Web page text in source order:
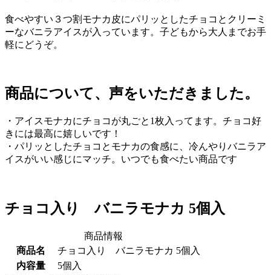
食べやすい３つ割モナカ皮にパリッとしたチョコとクリーミ
ーなバニラアイスが入っています。子どもから大人までお手
軽にどうぞ。
商品について、声をいただきました。
・アイスモナカにチョコが丸ごと1枚入ってます。チョコ好
きには最高に嬉しいです！
・パリッとしたチョコとモナカの食感に、冷んやりバニラア
イスがいい感じにマッチ。いつでも食べたい商品です
チョコ入り バニラモナカ 5個入
商品情報
商品名
チョコ入り バニラモナカ 5個入
内容量
5個入